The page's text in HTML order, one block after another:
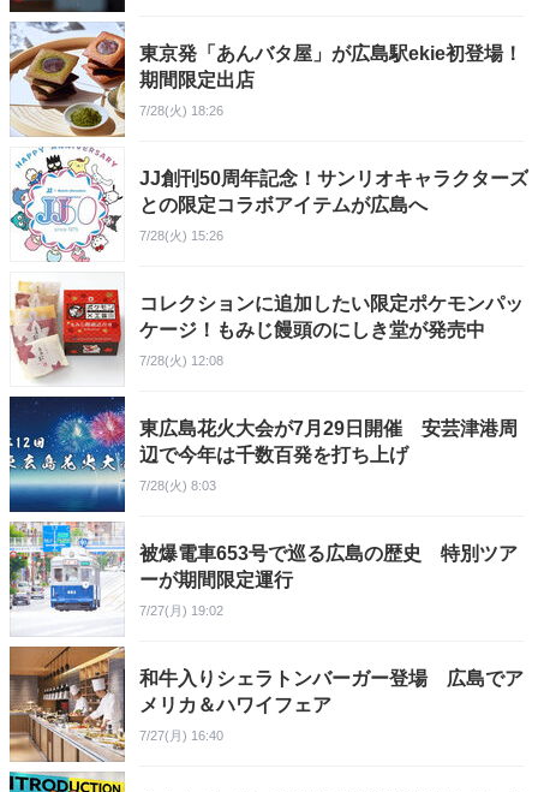
東京発「あんバタ屋」が広島駅ekie初登場！
期間限定出店
7/28(火) 18:26
JJ創刊50周年記念！サンリオキャラクターズ
との限定コラボアイテムが広島へ
7/28(火) 15:26
コレクションに追加したい限定ポケモンパッ
ケージ！もみじ饅頭のにしき堂が発売中
7/28(火) 12:08
東広島花火大会が7月29日開催 安芸津港周
辺で今年は千数百発を打ち上げ
7/28(火) 8:03
被爆電車653号で巡る広島の歴史 特別ツア
ーが期間限定運行
7/27(月) 19:02
和牛入りシェラトンバーガー登場 広島でア
メリカ＆ハワイフェア
7/27(月) 16:40